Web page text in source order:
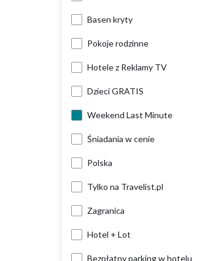
Basen kryty
Pokoje rodzinne
Hotele z Reklamy TV
Dzieci GRATIS
Weekend Last Minute
Śniadania w cenie
Polska
Tylko na Travelist.pl
Zagranica
Hotel + Lot
Bezpłatny parking w hotelu